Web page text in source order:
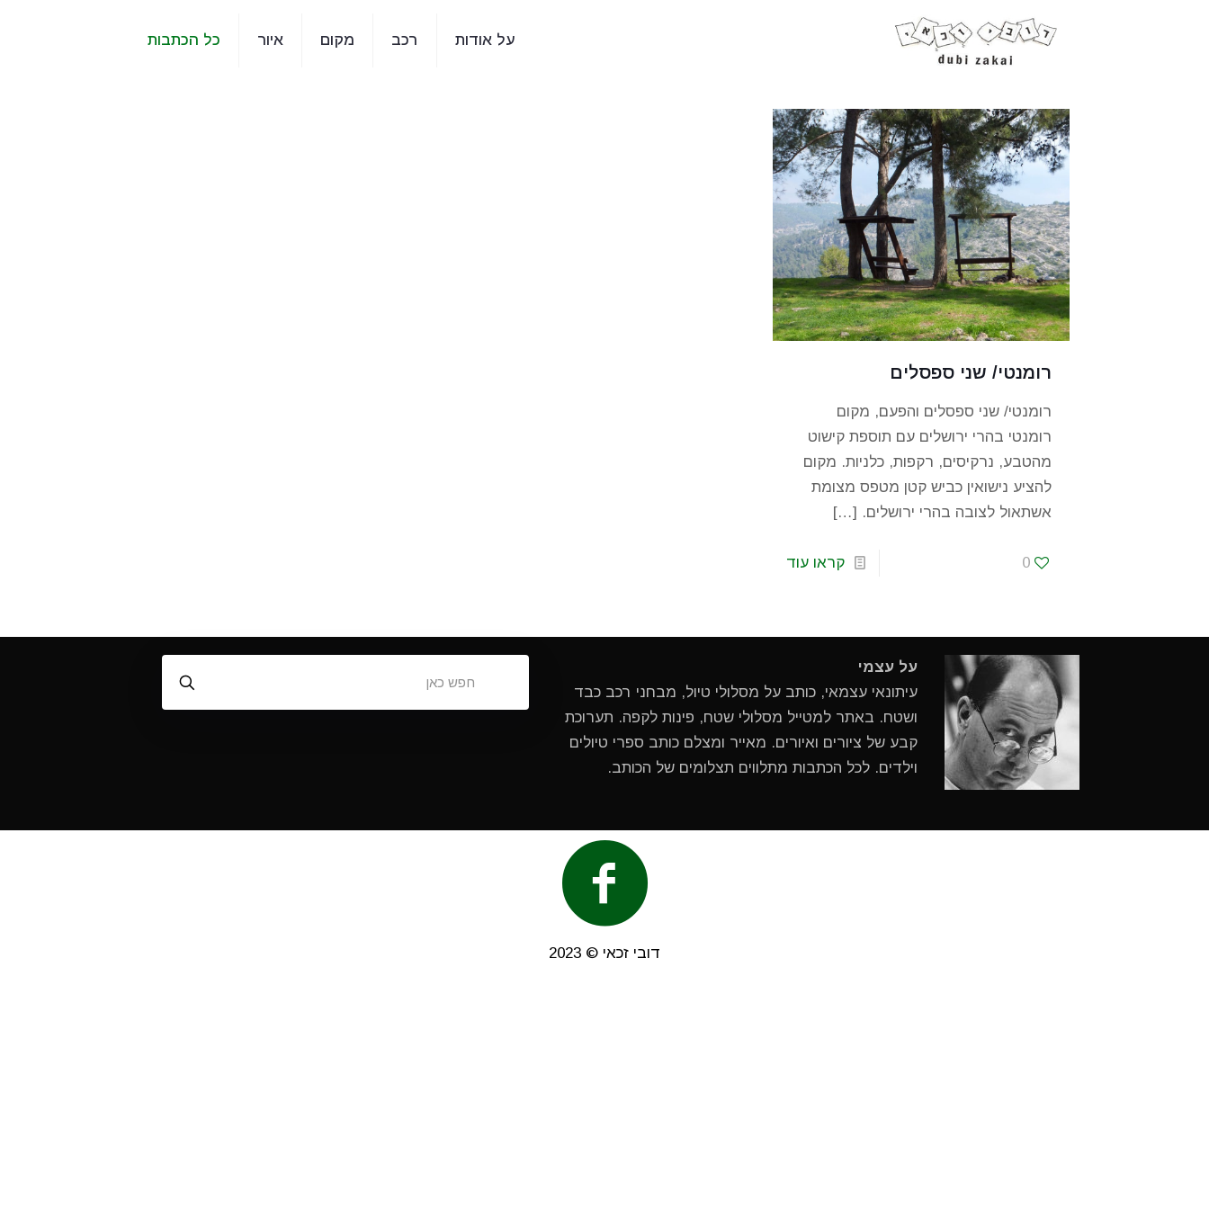
על אודות רכב מקום איור כל הכתבות
רומנטי/ שני ספסלים
רומנטי/ שני ספסלים והפעם, מקום
רומנטי בהרי ירושלים עם תוספת קישוט
מהטבע, נרקיסים, רקפות, כלניות. מקום
להציע נישואין כביש קטן מטפס מצומת
אשתאול לצובה בהרי ירושלים. […]
0 קראו עוד
על עצמי
עיתונאי עצמאי, כותב על מסלולי טיול, מבחני רכב כבד
ושטח. באתר למטייל מסלולי שטח, פינות לקפה. תערוכת
קבע של ציורים ואיורים. מאייר ומצלם כותב ספרי טיולים
וילדים. לכל הכתבות מתלווים תצלומים של הכותב.
דובי זכאי © 2023